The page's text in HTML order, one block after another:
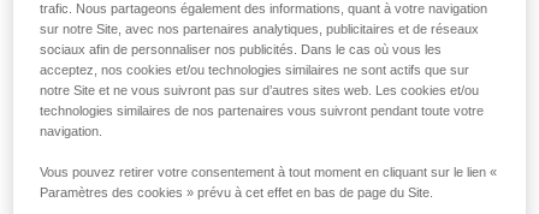
peuvent être utilisées :
Retenue de la corde par un équipier au sol
Lest en bout de corde
Connexion du bout de corde à un ancrage
Ces trois options doivent être étudiées dans le plan de
secours, dans tous les cas, une analyse des risques
trafic. Nous partageons également des informations, quant à votre navigation
sur notre Site, avec nos partenaires analytiques, publicitaires et de réseaux
sociaux afin de personnaliser nos publicités. Dans le cas où vous les
acceptez, nos cookies et/ou technologies similaires ne sont actifs que sur
notre Site et ne vous suivront pas sur d’autres sites web. Les cookies et/ou
technologies similaires de nos partenaires vous suivront pendant toute votre
navigation.
Vous pouvez retirer votre consentement à tout moment en cliquant sur le lien «
Paramètres des cookies » prévu à cet effet en bas de page du Site.